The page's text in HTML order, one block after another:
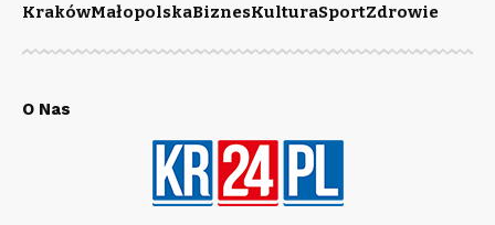
KrakówMałopolskaBiznesKulturaSportZdrowie
O Nas